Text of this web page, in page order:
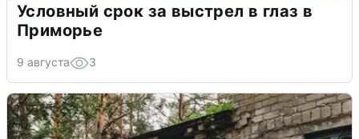
Условный срок за выстрел в глаз в
Приморье
9 августа 3